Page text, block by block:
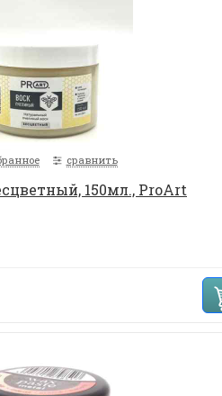
сравнить
150мл., ProArt